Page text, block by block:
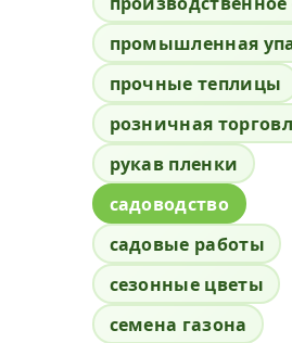
промышленная
прочные теплицы
розничная
рукав пленки
садоводство
садовые работы
сезонные цветы
семена газона